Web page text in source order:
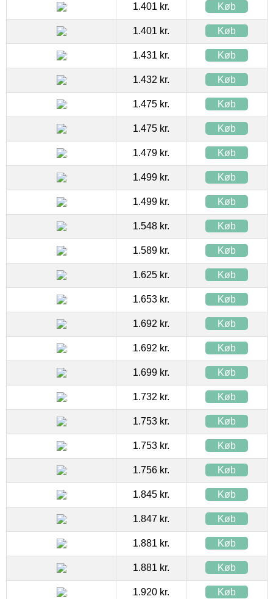
1.401 kr. Køb
1.401 kr. Køb
1.431 kr. Køb
1.432 kr. Køb
1.475 kr. Køb
1.475 kr. Køb
1.479 kr. Køb
1.499 kr. Køb
1.499 kr. Køb
1.548 kr. Køb
1.589 kr. Køb
1.625 kr. Køb
1.653 kr. Køb
1.692 kr. Køb
1.692 kr. Køb
1.699 kr. Køb
1.732 kr. Køb
1.753 kr. Køb
1.753 kr. Køb
1.756 kr. Køb
1.845 kr. Køb
1.847 kr. Køb
1.881 kr. Køb
1.881 kr. Køb
1.920 kr. Køb